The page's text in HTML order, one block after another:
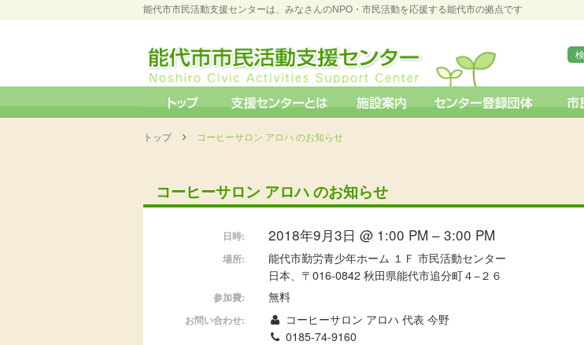
能代市市民活動支援センターは、みなさんのNPO・市民活動を応援する能代市の拠点です
トップ › コーヒーサロン アロハ のお知らせ
コーヒーサロン アロハ のお知らせ
日時: 2018年9月3日 @ 1:00 PM – 3:00 PM
場所:
能代市勤労青少年ホーム １Ｆ 市民活動センター
日本、〒016-0842 秋田県能代市追分町４−２６
参加費: 無料
お問い合わせ:
コーヒーサロン アロハ 代表 今野
0185-74-9160